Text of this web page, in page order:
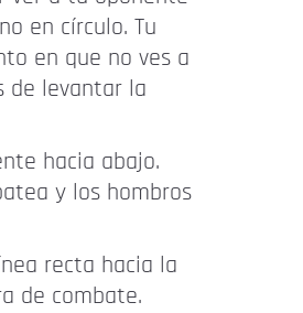
en círculo. Tu
en que no ves a
de levantar la
hacia abajo.
y los hombros
recta hacia la
de combate.